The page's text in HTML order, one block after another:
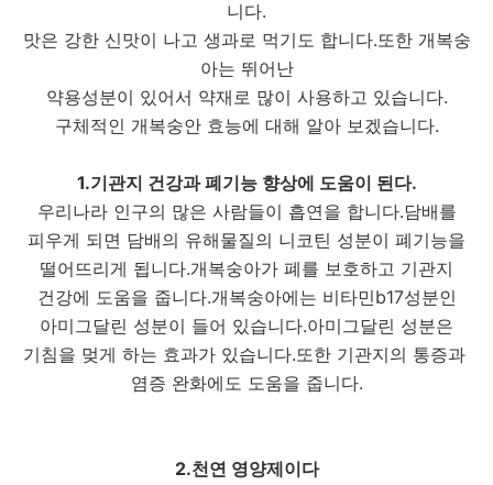
니다.
맛은 강한 신맛이 나고 생과로 먹기도 합니다.또한 개복숭
아는 뛰어난
약용성분이 있어서 약재로 많이 사용하고 있습니다.
구체적인 개복숭안 효능에 대해 알아 보겠습니다.
1.기관지 건강과 폐기능 향상에 도움이 된다.
우리나라 인구의 많은 사람들이 흡연을 합니다.담배를
피우게 되면 담배의 유해물질의 니코틴 성분이 폐기능을
떨어뜨리게 됩니다.개복숭아가 폐를 보호하고 기관지
건강에 도움을 줍니다.개복숭아에는 비타민b17성분인
아미그달린 성분이 들어 있습니다.아미그달린 성분은
기침을 멎게 하는 효과가 있습니다.또한 기관지의 통증과
염증 완화에도 도움을 줍니다.
2.천연 영양제이다